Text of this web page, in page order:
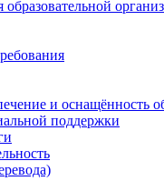
и оснащённость
поддержки